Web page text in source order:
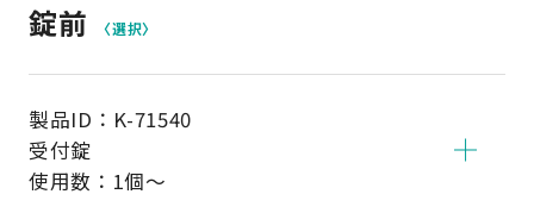
錠前 〈選択〉
製品ID： K-71540
受付錠
使用数：1個～